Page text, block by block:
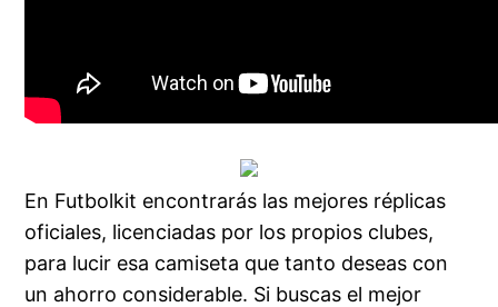
En Futbolkit encontrarás las mejores réplicas
oficiales, licenciadas por los propios clubes,
para lucir esa camiseta que tanto deseas con
un ahorro considerable. Si buscas el mejor